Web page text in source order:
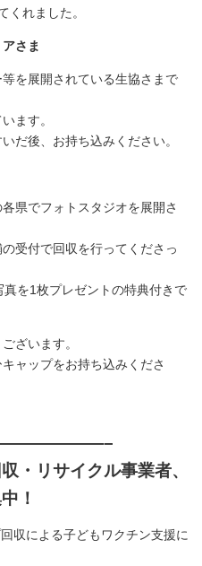
くれました。
さま
を展開されている生協さまで
ます。
だ後、お持ち込みください。
県でフォトスタジオを展開さ
受付で回収を行ってくださっ
を1枚プレゼントの特典付きで
ざいます。
ャップをお持ち込みくださ
・リサイクル事業者、
！
収による子どもワクチン支援に